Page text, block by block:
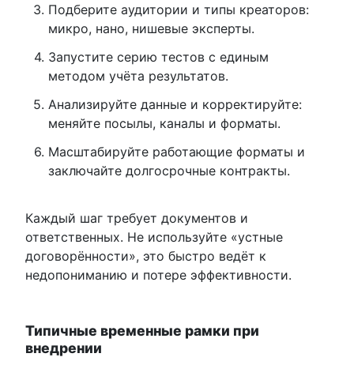
Подберите аудитории и типы креаторов:
микро, нано, нишевые эксперты.
Запустите серию тестов с единым
методом учёта результатов.
Анализируйте данные и корректируйте:
меняйте посылы, каналы и форматы.
Масштабируйте работающие форматы и
заключайте долгосрочные контракты.
Каждый шаг требует документов и
ответственных. Не используйте «устные
договорённости», это быстро ведёт к
недопониманию и потере эффективности.
Типичные временные рамки при
внедрении